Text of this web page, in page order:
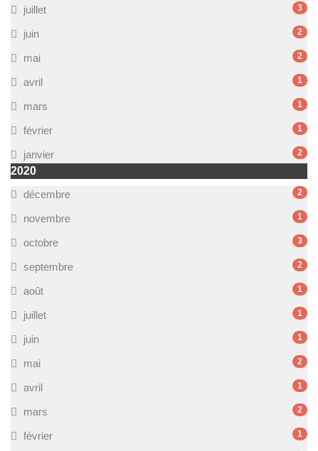
juillet 3
juin 2
mai 2
avril 1
mars 1
février 1
janvier 2
2020
décembre
2
novembre 1
octobre 3
septembre 2
août 1
juillet 1
juin 1
mai 2
avril 1
mars 2
février 1